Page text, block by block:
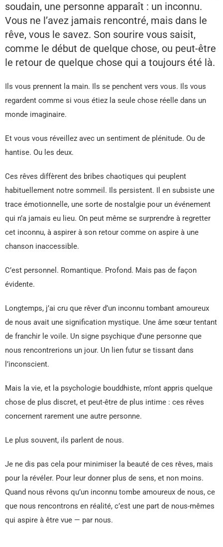
soudain, une personne apparaît : un inconnu.
Vous ne l’avez jamais rencontré, mais dans le
rêve, vous le savez. Son sourire vous saisit,
comme le début de quelque chose, ou peut-être
le retour de quelque chose qui a toujours été là.
Ils vous prennent la main. Ils se penchent vers vous. Ils vous
regardent comme si vous étiez la seule chose réelle dans un
monde imaginaire.
Et vous vous réveillez avec un sentiment de plénitude. Ou de
hantise. Ou les deux.
Ces rêves diffèrent des bribes chaotiques qui peuplent
habituellement notre sommeil. Ils persistent. Il en subsiste une
trace émotionnelle, une sorte de nostalgie pour un événement
qui n’a jamais eu lieu. On peut même se surprendre à regretter
cet inconnu, à aspirer à son retour comme on aspire à une
chanson inaccessible.
C’est personnel. Romantique. Profond. Mais pas de façon
évidente.
Longtemps, j’ai cru que rêver d’un inconnu tombant amoureux
de nous avait une signification mystique. Une âme sœur tentant
de franchir le voile. Un signe psychique d’une personne que
nous rencontrerions un jour. Un lien futur se tissant dans
l’inconscient.
Mais la vie, et la psychologie bouddhiste, m’ont appris quelque
chose de plus discret, et peut-être de plus intime : ces rêves
concernent rarement une autre personne.
Le plus souvent, ils parlent de nous.
Je ne dis pas cela pour minimiser la beauté de ces rêves, mais
pour la révéler. Pour leur donner plus de sens, et non moins.
Quand nous rêvons qu’un inconnu tombe amoureux de nous, ce
que nous rencontrons en réalité, c’est une part de nous-mêmes
qui aspire à être vue — par nous.